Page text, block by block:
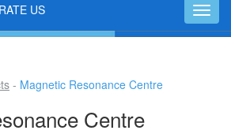
RATE US
Magnetic Resonance Centre
Centre